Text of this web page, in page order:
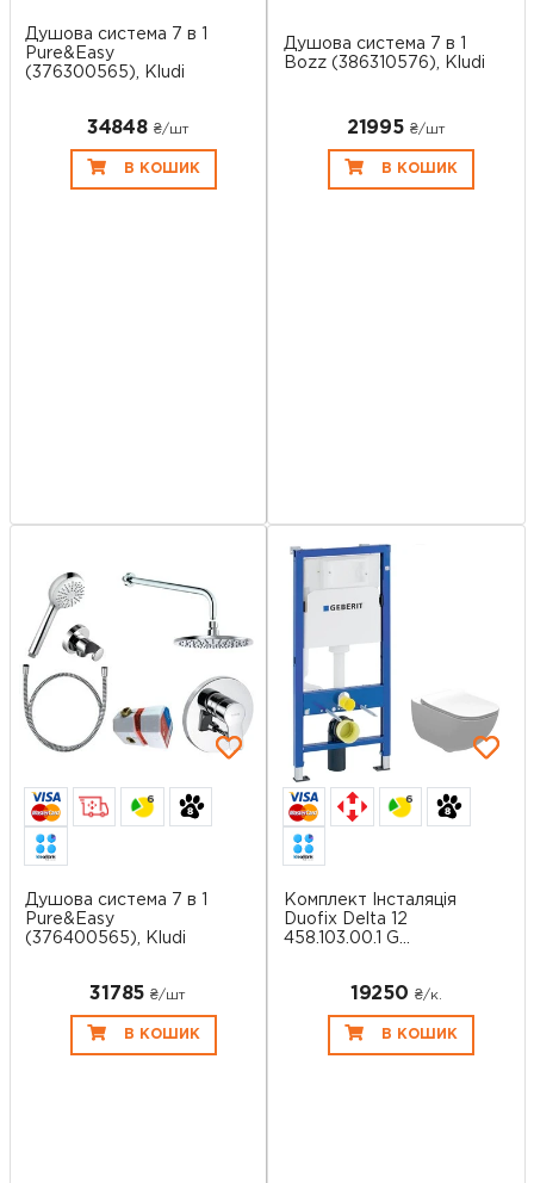
Душова система 7 в 1
Pure&Easy
(376300565), Kludi
34848 ₴/шт
В КОШИК
Душова система 7 в 1
Bozz (386310576), Kludi
21995 ₴/шт
В КОШИК
6
Душова система 7 в 1
Pure&Easy
(376400565), Kludi
31785 ₴/шт
В КОШИК
6
Комплект Інсталяція
Duofix Delta 12
458.103.00.1 G...
19250 ₴/к.
В КОШИК